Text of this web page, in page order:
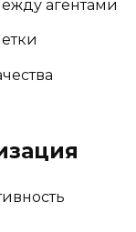
агентами